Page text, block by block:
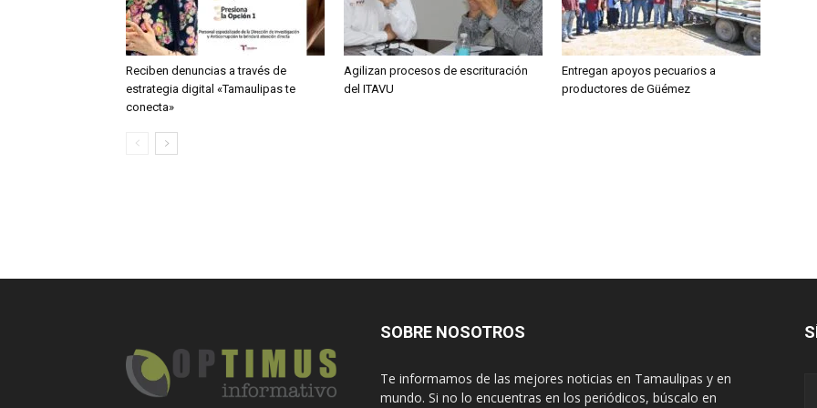
Reciben denuncias a través de
estrategia digital «Tamaulipas te
conecta»
Agilizan procesos de escrituración
del ITAVU
Entregan apoyos pecuarios a
productores de Güémez
SOBRE NOSOTROS
Te informamos de las mejores noticias en Tamaulipas y en
mundo. Si no lo encuentras en los periódicos, búscalo en